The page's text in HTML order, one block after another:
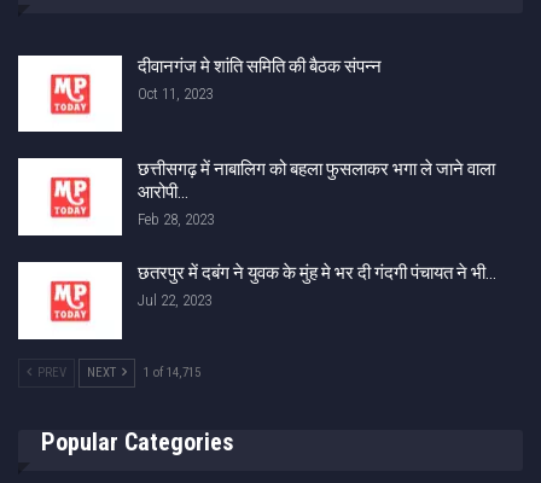
दीवानगंज मे शांति समिति की बैठक संपन्न
Oct 11, 2023
छत्तीसगढ़ में नाबालिग को बहला फुसलाकर भगा ले जाने वाला
आरोपी…
Feb 28, 2023
छतरपुर में दबंग ने युवक के मुंह मे भर दी गंदगी पंचायत ने भी…
Jul 22, 2023
PREV NEXT 1 of 14,715
Popular Categories